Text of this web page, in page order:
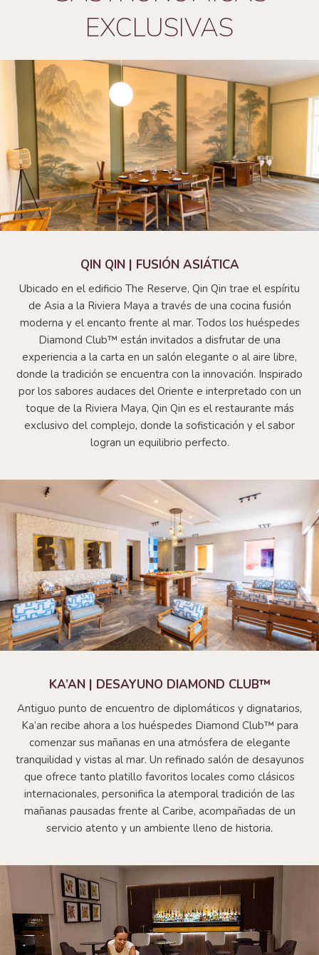
EXCLUSIVAS
QIN QIN | FUSIÓN ASIÁTICA
Ubicado en el edificio The Reserve, Qin Qin trae el espíritu
de Asia a la Riviera Maya a través de una cocina fusión
moderna y el encanto frente al mar. Todos los huéspedes
Diamond Club™ están invitados a disfrutar de una
experiencia a la carta en un salón elegante o al aire libre,
donde la tradición se encuentra con la innovación. Inspirado
por los sabores audaces del Oriente e interpretado con un
toque de la Riviera Maya, Qin Qin es el restaurante más
exclusivo del complejo, donde la sofisticación y el sabor
logran un equilibrio perfecto.
KA’AN | DESAYUNO DIAMOND CLUB™
Antiguo punto de encuentro de diplomáticos y dignatarios,
Ka’an recibe ahora a los huéspedes Diamond Club™ para
comenzar sus mañanas en una atmósfera de elegante
tranquilidad y vistas al mar. Un refinado salón de desayunos
que ofrece tanto platillo favoritos locales como clásicos
internacionales, personifica la atemporal tradición de las
mañanas pausadas frente al Caribe, acompañadas de un
servicio atento y un ambiente lleno de historia.